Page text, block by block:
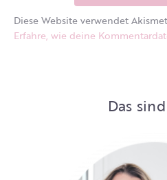
Diese Website verwendet
Erfahre, wie deine
Das